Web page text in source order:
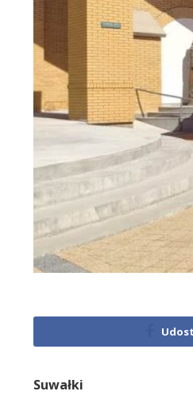
Suwałki